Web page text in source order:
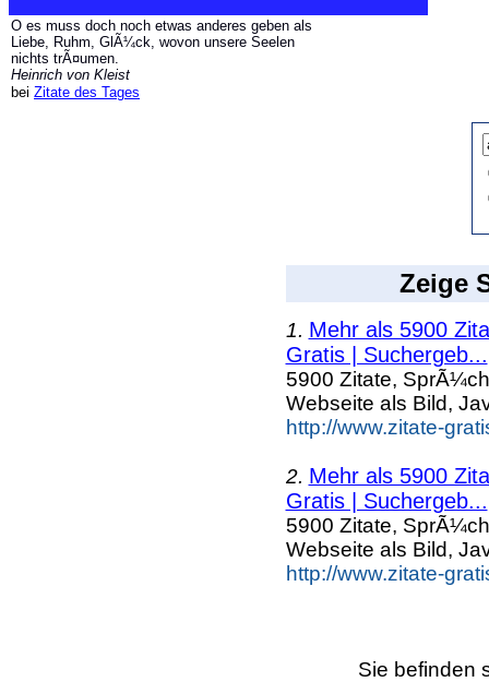
O es muss doch noch etwas anderes geben als
Liebe, Ruhm, GlÃ¼ck, wovon unsere Seelen
nichts trÃ¤umen.
Heinrich von Kleist
bei Zitate des Tages
Zeige
1. Mehr als 5900
Gratis | Suchergeb...
5900 Zitate,
Webseite als Bild,
http://www.zitate-
2. Mehr als 5900
Gratis | Suchergeb...
5900 Zitate,
Webseite als Bild,
http://www.zitate-
Sie befinden